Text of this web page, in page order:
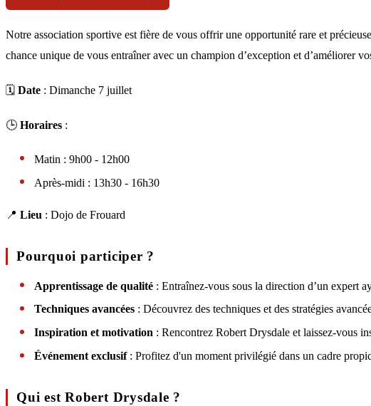
Notre association sportive est fière de vous offrir une opportunité rare et
chance unique de vous entraîner avec un champion d’exception et d’améliorer
🗓 Date : Dimanche 7 juillet
🕒 Horaires :
Matin : 9h00 - 12h00
Après-midi : 13h30 - 16h30
📍 Lieu : Dojo de Frouard
Pourquoi participer ?
Apprentissage de qualité : Entraînez-vous sous la direction d’un expert
Techniques avancées : Découvrez des techniques et des stratégies
Inspiration et motivation : Rencontrez Robert Drysdale et laissez-vous
Événement exclusif: Profitez d'un moment privilégié dans un cadre
Qui est Robert Drysdale ?